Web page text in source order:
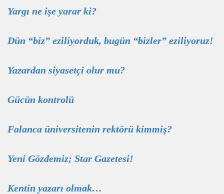
Yargı ne işe yarar ki?
Dün “biz” eziliyorduk, bugün “bizler” eziliyoruz!
Yazardan siyasetçi olur mu?
Gücün kontrolü
Falanca üniversitenin rektörü kimmiş?
Yeni Gözdemiz; Star Gazetesi!
Kentin yazarı olmak…